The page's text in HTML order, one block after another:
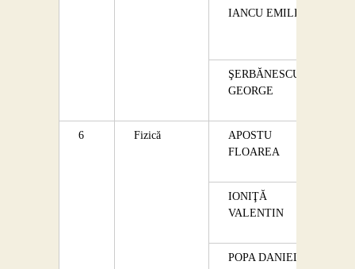
IANCU EMILIA
ŞERBĂNESCU
GEORGE
6 Fizică
APOSTU
FLOAREA
IONIŢĂ
VALENTIN
POPA DANIELA